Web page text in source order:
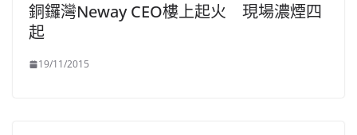
銅鑼灣Neway CEO樓上起火 現場濃煙四
起
19/11/2015